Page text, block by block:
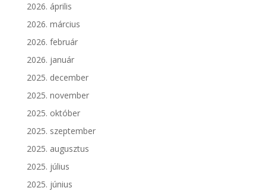
2026. április
2026. március
2026. február
2026. január
2025. december
2025. november
2025. október
2025. szeptember
2025. augusztus
2025. július
2025. június